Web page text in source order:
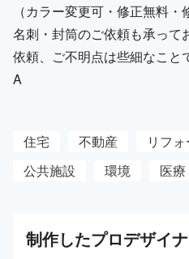
（カラー変更可・修正無料・
名刺・封筒のご依頼も承って
依頼、ご不明点は些細なこと
A
住宅 不動産 リフ
公共施設
環境 医療
制作したプロデザイ